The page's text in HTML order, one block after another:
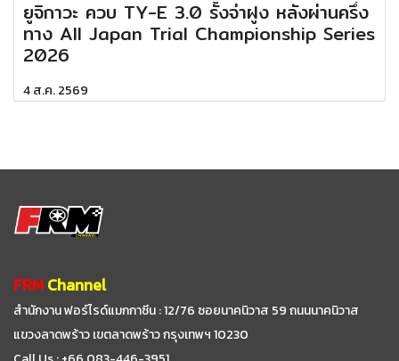
ยูจิกาวะ ควบ TY-E 3.0 รั้งจ่าฝูง หลังผ่านครึ่ง
ทาง All Japan Trial Championship Series
2026
4 ส.ค. 2569
FRMChannel
สำนักงาน ฟอร์ไรด์แมกกาซีน : 12/76 ซอยนาคนิวาส 59ถนนนาคนิวาส
แขวงลาดพร้าว เขตลาดพร้าว กรุงเทพฯ 10230